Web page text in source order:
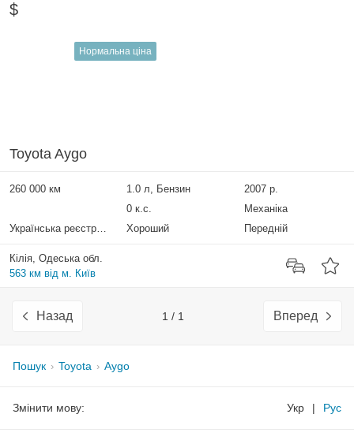
$
Нормальна ціна
Toyota Aygo
260 000 км 1.0 л, Бензин
2007 р.
0 к.с.
Механіка
Українська реєстрація
Хороший Передній
Кілія, Одеська обл.
563 км від м. Київ
Назад 1 / 1 Вперед
Пошук Toyota Aygo
Змінити мову: Укр | Рус